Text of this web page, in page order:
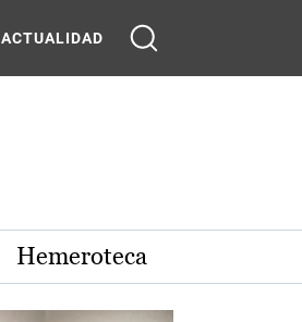
ACTUALIDAD
Hemeroteca